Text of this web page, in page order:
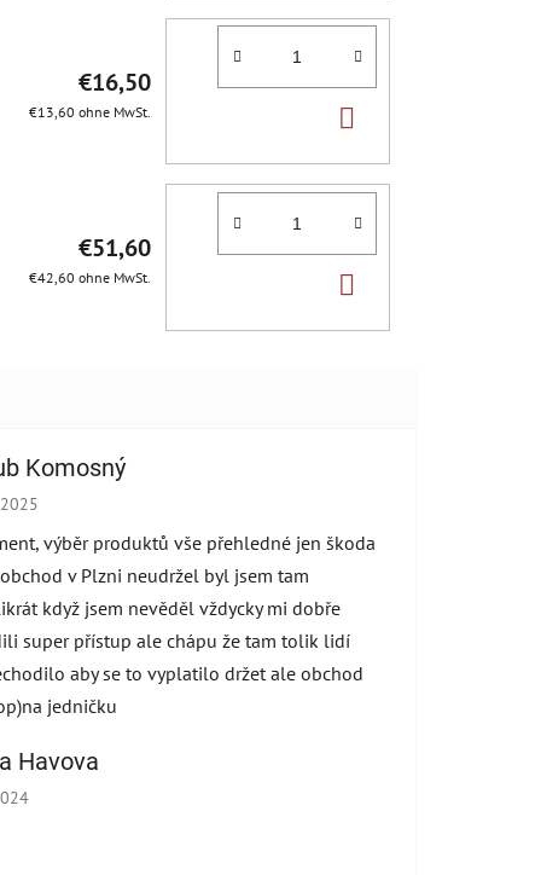
WARENKORB
€16,50
€13,60 ohne MwSt.
WARENKORB
€51,60
€42,60 ohne MwSt.
Komosný
Bewertung beträgt 5 von 5 Sternen.
výběr produktů vše přehledné jen škoda
v Plzni neudržel byl jsem tam
když jsem nevěděl vždycky mi dobře
super přístup ale chápu že tam tolik lidí
aby se to vyplatilo držet ale obchod
jedničku
Havova
Bewertung beträgt 5 von 5 Sternen.